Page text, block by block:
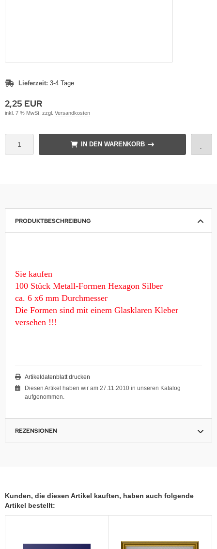
Lieferzeit: 3-4 Tage
2,25 EUR
inkl. 7 % MwSt. zzgl. Versandkosten
IN DEN WARENKORB
PRODUKTBESCHREIBUNG
Sie kaufen
100 Stück Metall-Formen Hexagon Silber
ca. 6 x6 mm Durchmesser
Die Formen sind mit einem Glasklaren Kleber
versehen !!!
Artikeldatenblatt drucken
Diesen Artikel haben wir am 27.11.2010 in unseren Katalog
aufgenommen.
REZENSIONEN
Kunden, die diesen Artikel kauften, haben auch folgende
Artikel bestellt: